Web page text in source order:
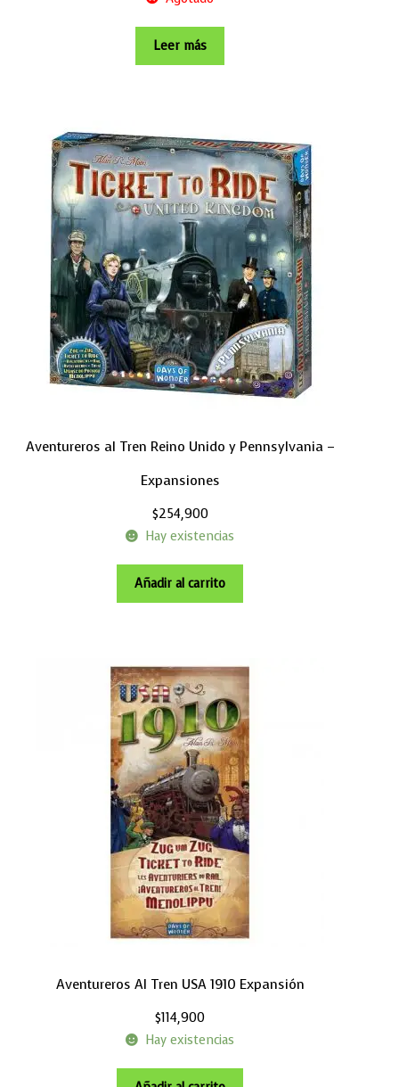
Leer más
Aventureros al Tren Reino Unido y Pennsylvania –
Expansiones
$254,900
Hay existencias
Añadir al carrito
Aventureros Al Tren USA 1910 Expansión
$114,900
Hay existencias